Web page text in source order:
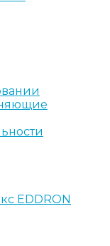
EDDRON